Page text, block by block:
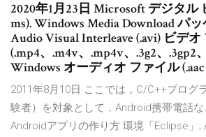
2020年1月23日 Microsoft デジタル
ms). Windows Media Download パ
Audio Visual Interleave (.avi) ビデ
(.mp4、.m4v、.mp4v、.3g2、.3gp2
Windows オーディオ ファイル (.aac
2011年8月10日 ここでは，C/C++プログ
験者）を対象として，Android携帯電話
Androidアプリの作り方 環境「Eclipse」;